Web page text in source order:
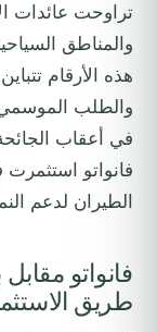
تراوحت عائدات
هذه الأرقام
والطلب
في أعقاب
فانواتو
الطيران لدعم
فانواتو
طريق